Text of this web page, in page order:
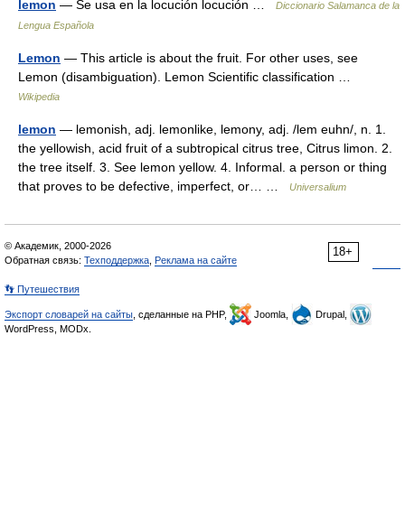
lemon — Se usa en la locución locución …
Diccionario Salamanca de la
Lengua Española
Lemon — This article is about the fruit. For other uses, see
Lemon (disambiguation). Lemon Scientific classification …
Wikipedia
lemon — lemonish, adj. lemonlike, lemony, adj. /lem euhn/, n. 1.
the yellowish, acid fruit of a subtropical citrus tree, Citrus limon. 2.
the tree itself. 3. See lemon yellow. 4. Informal. a person or thing
that proves to be defective, imperfect, or… …
Universalium
18+
© Академик, 2000-2026
Обратная связь: Техподдержка Реклама на сайте
👣 Путешествия
Экспорт словарей на сайты , сделанные на PHP, Joomla,
Drupal,
WordPress, MODx.